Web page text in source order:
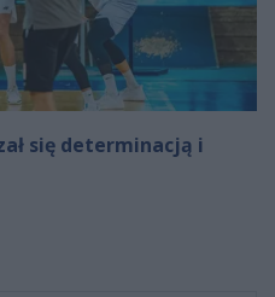
się determinacją i